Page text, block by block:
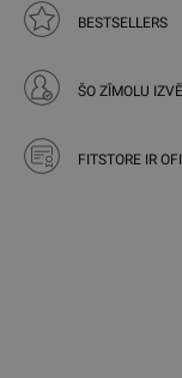
BESTSELLERS
ŠO ZĪMOLU
FITSTORE IR